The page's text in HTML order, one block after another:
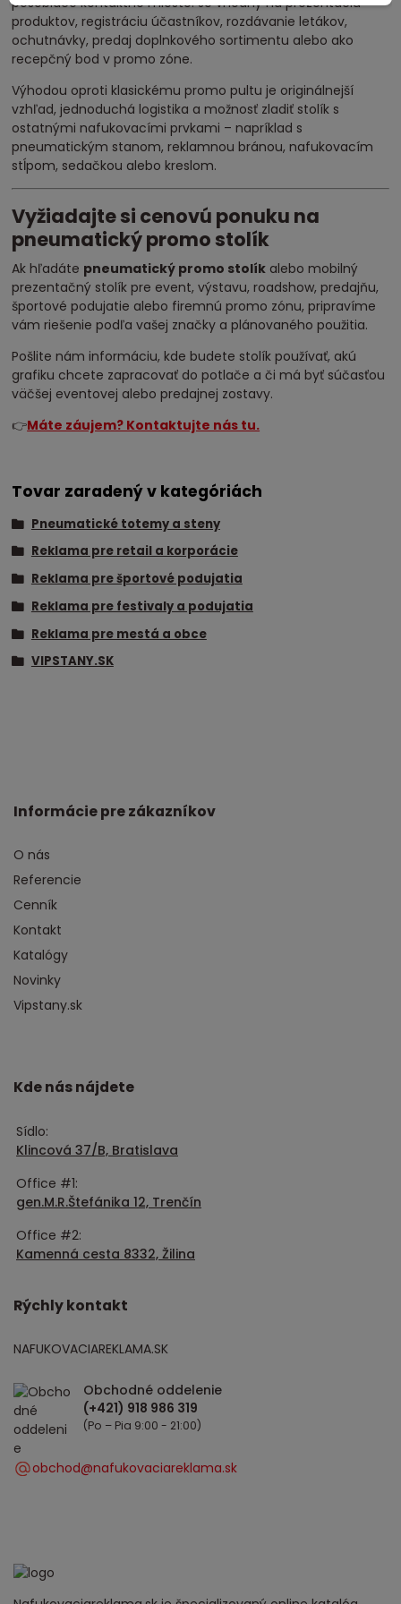
produktov, registráciu účastníkov, rozdávanie letákov,
ochutnávky, predaj doplnkového sortimentu alebo ako
recepčný bod v promo zóne.
Výhodou oproti klasickému promo pultu je originálnejší
vzhľad, jednoduchá logistika a možnosť zladiť stolík s
ostatnými nafukovacími prvkami – napríklad s
pneumatickým stanom, reklamnou bránou, nafukovacím
stĺpom, sedačkou alebo kreslom.
Vyžiadajte si cenovú ponuku na
pneumatický promo stolík
Ak hľadáte pneumatický promo stolík alebo mobilný
prezentačný stolík pre event, výstavu, roadshow, predajňu,
športové podujatie alebo firemnú promo zónu, pripravíme
vám riešenie podľa vašej značky a plánovaného použitia.
Pošlite nám informáciu, kde budete stolík používať, akú
grafiku chcete zapracovať do potlače a či má byť súčasťou
väčšej eventovej alebo predajnej zostavy.
👉Máte záujem? Kontaktujte nás tu.
Tovar zaradený v kategóriách
Pneumatické totemy a steny
Reklama pre retail a korporácie
Reklama pre športové podujatia
Reklama pre festivaly a podujatia
Reklama pre mestá a obce
VIPSTANY.SK
Informácie pre zákazníkov
O nás
Referencie
Cenník
Kontakt
Katalógy
Novinky
Vipstany.sk
Kde nás nájdete
Sídlo:
Klincová 37/B, Bratislava
Office #1:
gen.M.R.Štefánika 12, Trenčín
Office #2:
Kamenná cesta 8332, Žilina
Rýchly kontakt
NAFUKOVACIAREKLAMA.SK
Obchodné oddelenie
(Po – Pia 9:00 - 21:00)
obchod@nafukovaciareklama.sk